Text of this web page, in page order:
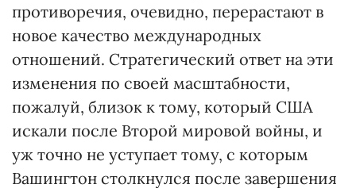
противоречия, очевидно, перерастают в
новое качество международных
отношений. Стратегический ответ на эти
изменения по своей масштабности,
пожалуй, близок к тому, который США
искали после Второй мировой войны, и
уж точно не уступает тому, с которым
Вашингтон столкнулся после завершения